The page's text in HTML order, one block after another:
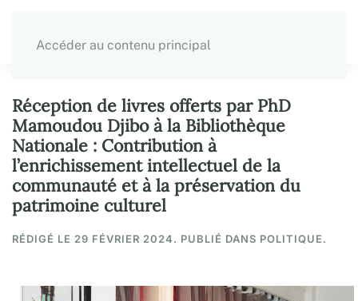
Accéder au contenu principal
Réception de livres offerts par PhD
Mamoudou Djibo à la Bibliothèque
Nationale : Contribution à
l’enrichissement intellectuel de la
communauté et à la préservation du
patrimoine culturel
RÉDIGÉ LE 29 FÉVRIER 2024. PUBLIÉ DANS POLITIQUE.